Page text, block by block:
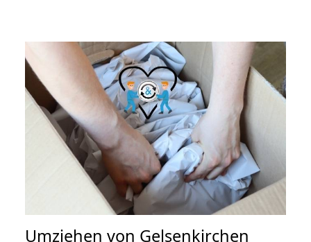
Umziehen von Gelsenkirchen